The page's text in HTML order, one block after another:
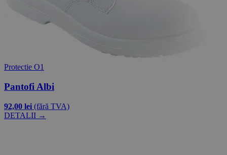
Protectie O1
Pantofi Albi
92,00 lei (fără TVA)
DETALII →